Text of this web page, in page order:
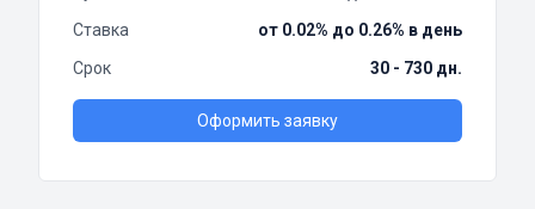
Ставка
от 0.02% до 0.26% в день
Срок
30 - 730 дн.
Оформить заявку